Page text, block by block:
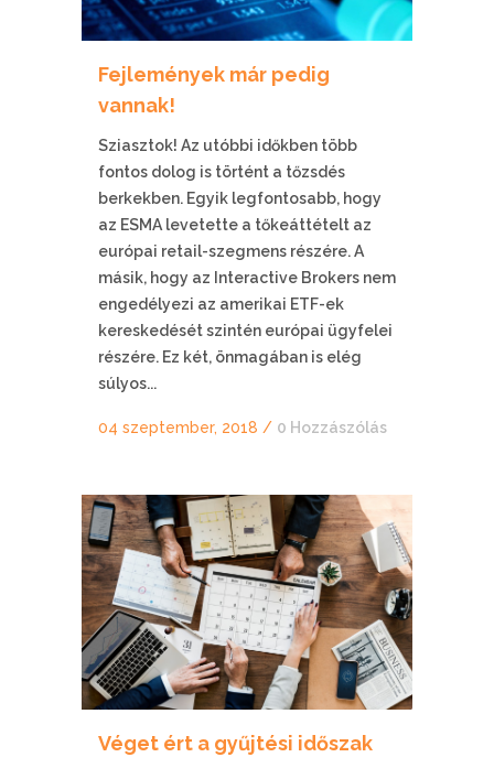
Fejlemények már pedig
vannak!
Sziasztok! Az utóbbi időkben több
fontos dolog is történt a tőzsdés
berkekben. Egyik legfontosabb, hogy
az ESMA levetette a tőkeáttételt az
európai retail-szegmens részére. A
másik, hogy az Interactive Brokers nem
engedélyezi az amerikai ETF-ek
kereskedését szintén európai ügyfelei
részére. Ez két, önmagában is elég
súlyos...
04 szeptember, 2018 / 0 Hozzászólás
Véget ért a gyűjtési időszak